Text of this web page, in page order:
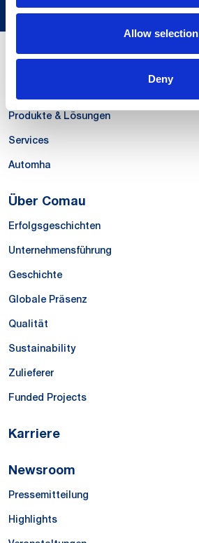
Allow selection
Deny
Unsere Kompetenzen
Produkte & Lösungen
Services
Automha
Über Comau
Erfolgsgeschichten
Unternehmensführung
Geschichte
Globale Präsenz
Qualität
Sustainability
Zulieferer
Funded Projects
Karriere
Newsroom
Pressemitteilung
Highlights